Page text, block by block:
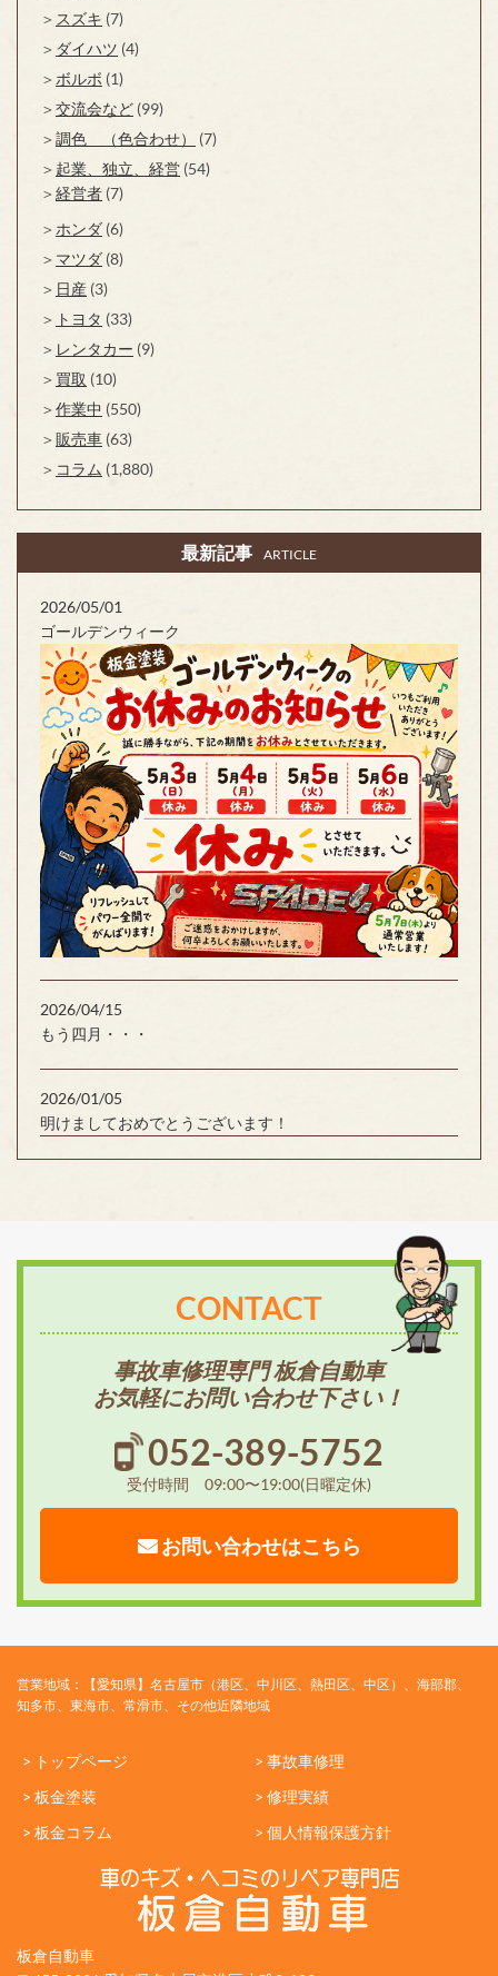
スズキ (7)
ダイハツ (4)
ボルボ (1)
交流会など (99)
調色 （色合わせ）
(7)
起業、独立、経営 (54)
経営者 (7)
ホンダ (6)
マツダ (8)
日産 (3)
トヨタ (33)
レンタカー (9)
買取 (10)
作業中 (550)
販売車 (63)
コラム (1,880)
最新記事 ARTICLE
2026/05/01
ゴールデンウィーク
2026/04/15
もう四月・・・
2026/01/05
明けましておめでとうございます！
CONTACT
事故車修理専門 板倉自動車
お気軽にお問い合わせ下さい！
052-389-5752
受付時間 09:00〜19:00(日曜定休)
お問い合わせはこちら
営業地域：【愛知県】名古屋市（港区、中川区、熱田区、中区）、海部郡、
知多市、東海市、常滑市、その他近隣地域
> トップページ
> 事故車修理
> 板金塗装
> 修理実績
> 板金コラム
> 個人情報保護方針
板倉自動車